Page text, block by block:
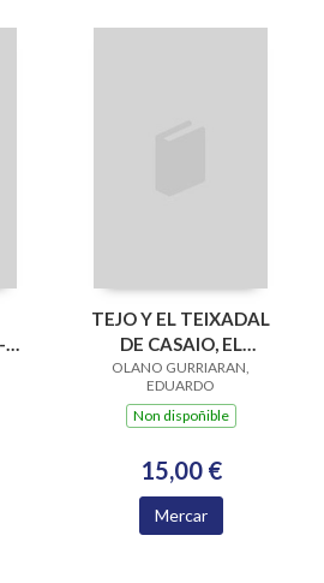
TEJO Y EL TEIXADAL
DE CASAIO, EL
(OURENSE)
OLANO GURRIARAN,
EDUARDO
Non dispoñible
15,00 €
Mercar